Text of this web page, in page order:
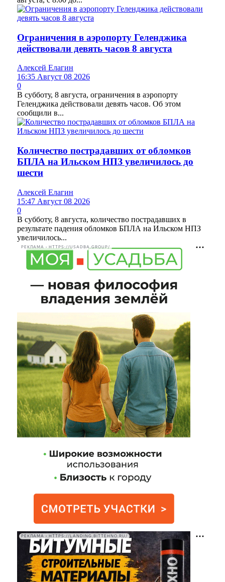
Ограничения в аэропорту Геленджика
действовали девять часов 8 августа
Алексей Елагин
16:35 Август 08 2026
0
В субботу, 8 августа, ограничения в аэропорту
Геленджика действовали девять часов. Об этом
сообщили в...
Количество пострадавших от обломков
БПЛА на Ильском НПЗ увеличилось до
шести
Алексей Елагин
15:47 Август 08 2026
0
В субботу, 8 августа, количество пострадавших в
результате падения обломков БПЛА на Ильском НПЗ
увеличилось...
РЕКЛАМА • HTTPS://USADBA.GROUP/
РЕКЛАМА • HTTPS://LANDING.BITTEHNO.RU/